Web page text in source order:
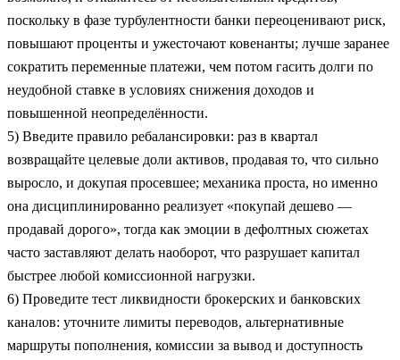
поскольку в фазе турбулентности банки переоценивают риск,
повышают проценты и ужесточают ковенанты; лучше заранее
сократить переменные платежи, чем потом гасить долги по
неудобной ставке в условиях снижения доходов и
повышенной неопределённости.
5) Введите правило ребалансировки: раз в квартал
возвращайте целевые доли активов, продавая то, что сильно
выросло, и докупая просевшее; механика проста, но именно
она дисциплинированно реализует «покупай дешево —
продавай дорого», тогда как эмоции в дефолтных сюжетах
часто заставляют делать наоборот, что разрушает капитал
быстрее любой комиссионной нагрузки.
6) Проведите тест ликвидности брокерских и банковских
каналов: уточните лимиты переводов, альтернативные
маршруты пополнения, комиссии за вывод и доступность